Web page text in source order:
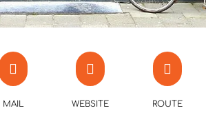
MAIL WEBSITE ROUTE